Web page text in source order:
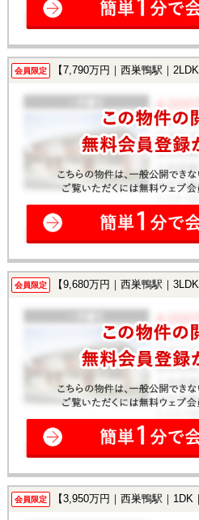
会員限定 【7,790万円｜西巣鴨駅｜2LDK｜
会員限定 【9,680万円｜西巣鴨駅｜3LDK｜
会員限定 【3,950万円｜西巣鴨駅｜1DK｜